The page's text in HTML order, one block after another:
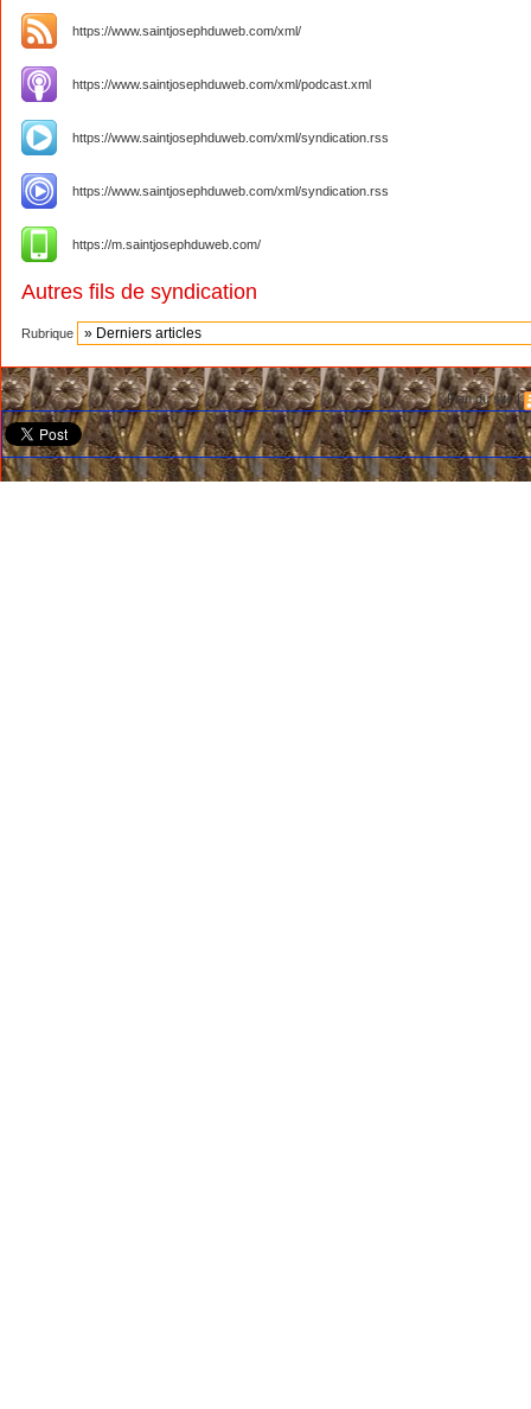
https://www.saintjosephduweb.com/xml/
https://www.saintjosephduweb.com/xml/podcast.xml
https://www.saintjosephduweb.com/xml/syndication.rss
https://www.saintjosephduweb.com/xml/syndication.rss
https://m.saintjosephduweb.com/
Autres fils de syndication
Rubrique
Plan du site |